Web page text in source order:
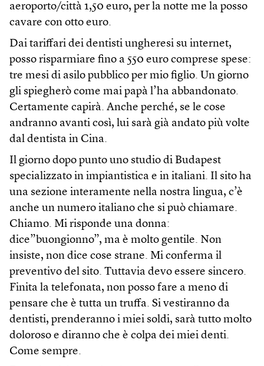
aeroporto/città 1,50 euro, per la notte me la posso
cavare con otto euro.
Dai tariffari dei dentisti ungheresi su internet,
posso risparmiare fino a 550 euro comprese spese:
tre mesi di asilo pubblico per mio figlio. Un giorno
gli spiegherò come mai papà l’ha abbandonato.
Certamente capirà. Anche perché, se le cose
andranno avanti così, lui sarà già andato più volte
dal dentista in Cina.
Il giorno dopo punto uno studio di Budapest
specializzato in impiantistica e in italiani. Il sito ha
una sezione interamente nella nostra lingua, c’è
anche un numero italiano che si può chiamare.
Chiamo. Mi risponde una donna:
dice”buongionno”, ma è molto gentile. Non
insiste, non dice cose strane. Mi conferma il
preventivo del sito. Tuttavia devo essere sincero.
Finita la telefonata, non posso fare a meno di
pensare che è tutta un truffa. Si vestiranno da
dentisti, prenderanno i miei soldi, sarà tutto molto
doloroso e diranno che è colpa dei miei denti.
Come sempre.